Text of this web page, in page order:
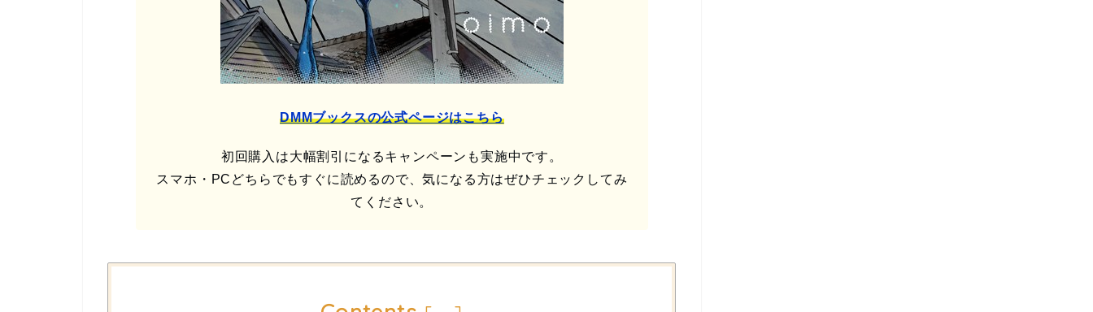
DMMブックスの公式ページはこちら
初回購入は大幅割引になるキャンペーンも実施中です。
スマホ・PCどちらでもすぐに読めるので、気になる方はぜひチェックしてみ
てください。